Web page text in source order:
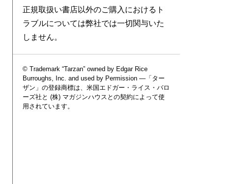
正規取扱い書店以外のご購入におけるト
ラブルについては弊社では一切関与いた
しません。
© Trademark “Tarzan” owned by Edgar Rice
Burroughs, Inc. and used by Permission —「ター
ザン」の登録商標は、米国エドガー・ライス・バロ
ーズ社と (株) マガジンハウスとの契約によって使
用されています。